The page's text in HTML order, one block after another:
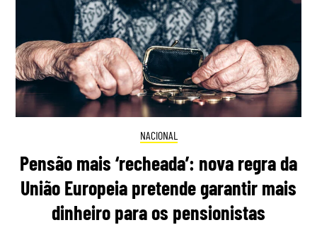
NACIONAL
Pensão mais ‘recheada’: nova regra da
União Europeia pretende garantir mais
dinheiro para os pensionistas